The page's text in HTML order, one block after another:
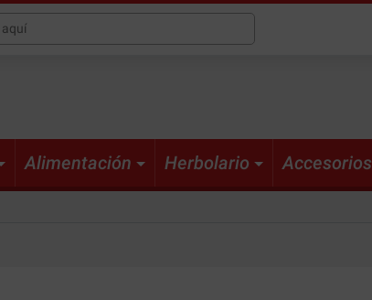
Alimentación Herbolario Accesorios